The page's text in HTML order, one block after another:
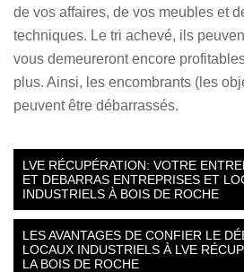
de vos affaires, de vos meubles et
techniques. Le tri achevé, ils
vous demeureront encore
plus. Ainsi, les encombrants (les
peuvent être débarrassés.
LVE RÉCUPÉRATION: VOTRE
ET DEBARRAS ENTREPRISES ET
INDUSTRIELS À BOIS DE ROCHE
LES AVANTAGES DE CONFIER LE
LOCAUX INDUSTRIELS À LVE
LA BOIS DE ROCHE